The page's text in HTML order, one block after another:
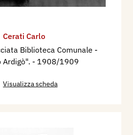
Cerati Carlo
Biblioteca Comunale -
Ardigò". - 1908/1909
Visualizza scheda